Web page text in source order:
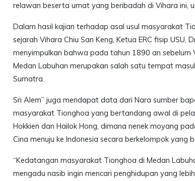
relawan beserta umat yang beribadah di Vihara ini,
Dalam hasil kajian terhadap asal usul masyarakat
sejarah Vihara Chiu San Keng, Ketua ERC fisip USU,
menyimpulkan bahwa pada tahun 1890 an sebelum
Medan Labuhan merupakan salah satu tempat
Sumatra.
Sri Alem” juga mendapat data dari Nara sumber
masyarakat Tionghoa yang bertandang awal di
Hokkien dan Hailok Hong, dimana nenek moyang
Cina menuju ke Indonesia secara berkelompok yang
“Kedatangan masyarakat Tionghoa di Medan
mengadu nasib ingin mencari penghidupan yang